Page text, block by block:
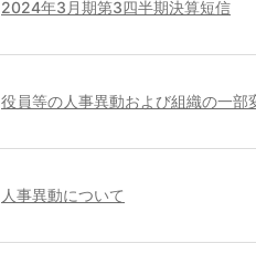
2024年3月期第3四半期決算短信
役員等の人事異動および組織の一部
人事異動について